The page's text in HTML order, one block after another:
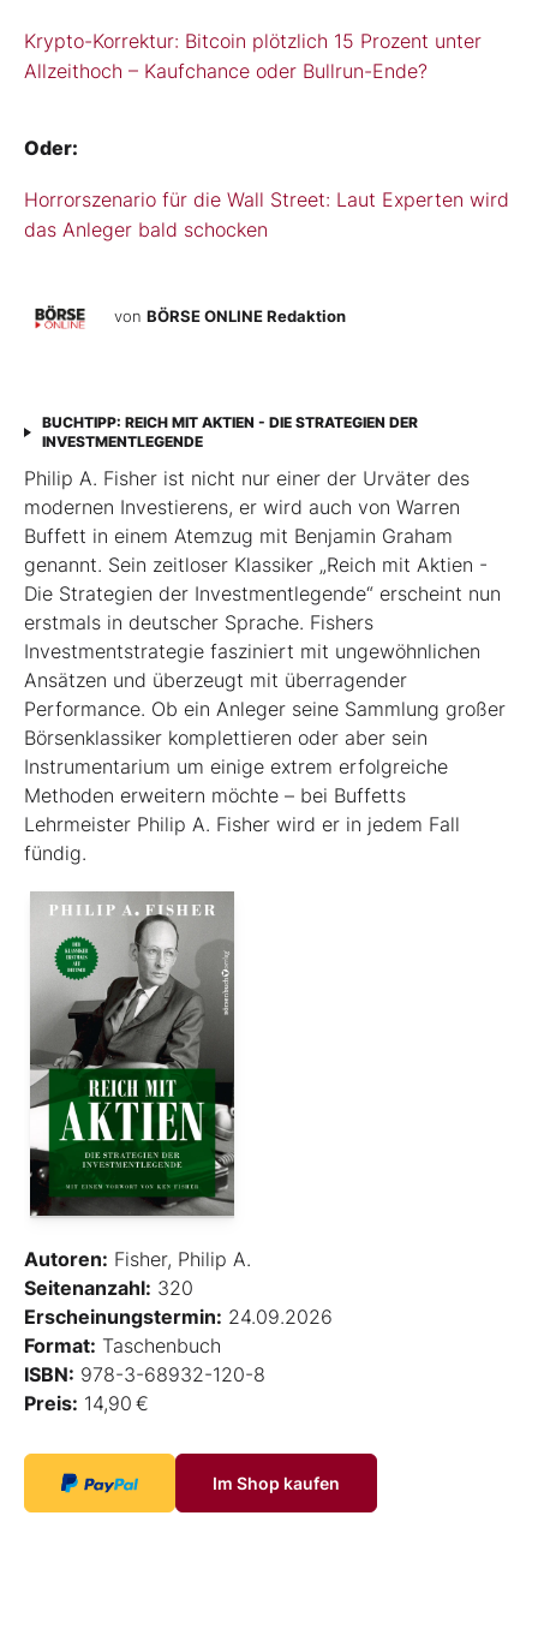
Krypto-Korrektur: Bitcoin plötzlich 15 Prozent unter
Allzeithoch – Kaufchance oder Bullrun-Ende?
Oder:
Horrorszenario für die Wall Street: Laut Experten wird
das Anleger bald schocken
von BÖRSE ONLINE Redaktion
BUCHTIPP: REICH MIT AKTIEN - DIE STRATEGIEN DER
INVESTMENTLEGENDE
Philip A. Fisher ist nicht nur einer der Urväter des
modernen Investierens, er wird auch von Warren
Buffett in einem Atemzug mit Benjamin Graham
genannt. Sein zeitloser Klassiker „Reich mit Aktien -
Die Strategien der Investmentlegende“ erscheint nun
erstmals in deutscher Sprache. Fishers
Investmentstrategie fasziniert mit ungewöhnlichen
Ansätzen und überzeugt mit überragender
Performance. Ob ein Anleger seine Sammlung großer
Börsenklassiker komplettieren oder aber sein
Instrumentarium um einige extrem erfolgreiche
Methoden erweitern möchte – bei Buffetts
Lehrmeister Philip A. Fisher wird er in jedem Fall
fündig.
Autoren: Fisher, Philip A.
Seitenanzahl: 320
Erscheinungstermin: 24.09.2026
Format: Taschenbuch
ISBN: 978-3-68932-120-8
Preis: 14,90 €
Im Shop kaufen